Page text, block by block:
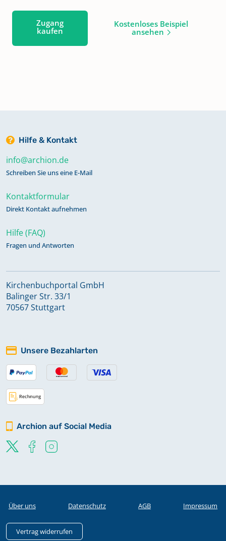
Zugang
kaufen
Kostenloses Beispiel
ansehen
Hilfe & Kontakt
info@archion.de
Schreiben Sie uns eine E-Mail
Kontaktformular
Direkt Kontakt aufnehmen
Hilfe (FAQ)
Fragen und Antworten
Kirchenbuchportal GmbH
Balinger Str. 33/1
70567 Stuttgart
Unsere Bezahlarten
Archion auf Social Media
Über uns Datenschutz AGB Impressum
Vertrag widerrufen